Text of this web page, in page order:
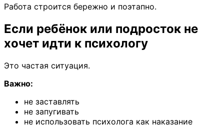
Работа строится бережно и поэтапно.
Если ребёнок или подросток не
хочет идти к психологу
Это частая ситуация.
Важно:
не заставлять
не запугивать
не использовать психолога как наказание